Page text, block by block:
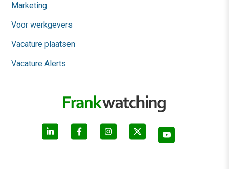
Marketing
Voor werkgevers
Vacature plaatsen
Vacature Alerts